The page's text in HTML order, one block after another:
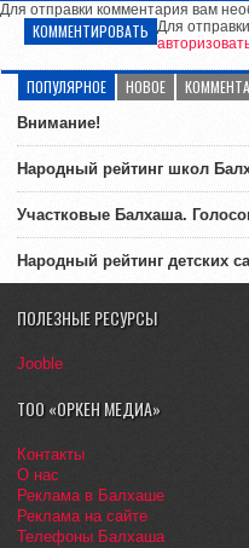
Для отправки комментария вам
КОММЕНТИРОВАТЬ Для
ПОПУЛЯРНОЕ НОВОЕ
Внимание!
Народный рейтинг школ
Участковые Балхаша.
Народный рейтинг детских
ПОЛЕЗНЫЕ РЕСУРСЫ
Jooble
ТОО «ОРКЕН МЕДИА»
Контакты
О нас
Реклама в Балхаше
Реклама на сайте
Телефоны Балхаша